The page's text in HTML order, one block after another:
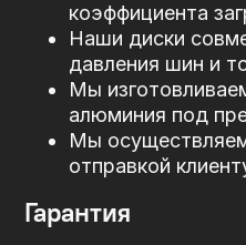
коэффициента
Наши диски
давления шин и
Мы
алюминия под
Мы
отправкой
Гарантия